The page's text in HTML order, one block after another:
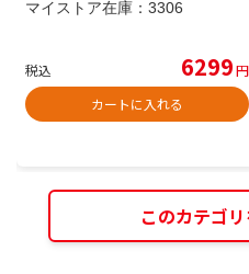
マイストア在庫： 3306
税込 6299円
カートに入れる
このカテゴ